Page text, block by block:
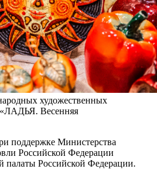
художественных
Весенняя
поддержке Министерства
Российской Федерации
Российской Федерации.